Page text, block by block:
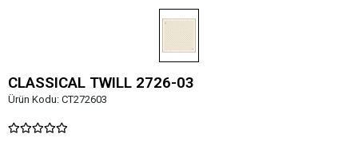
CLASSICAL TWILL 2726-03
Ürün Kodu: CT272603